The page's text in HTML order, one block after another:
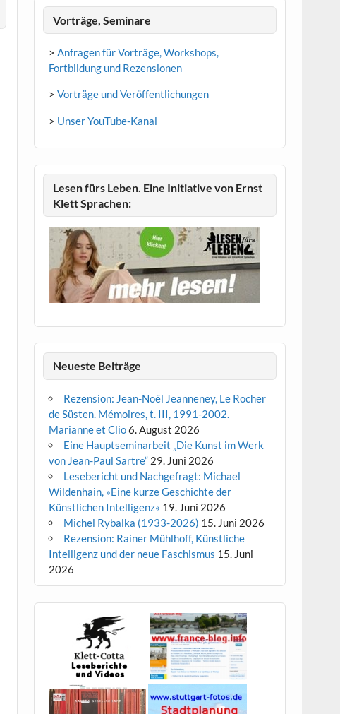
Vorträge, Seminare
> Anfragen für Vorträge, Workshops,
Fortbildung und Rezensionen
> Vorträge und Veröffentlichungen
> Unser YouTube-Kanal
Lesen fürs Leben. Eine Initiative von Ernst
Klett Sprachen:
Neueste Beiträge
Rezension: Jean-Noël Jeanneney, Le Rocher
de Süsten. Mémoires, t. III, 1991-2002.
Marianne et Clio6. August 2026
Eine Hauptseminarbeit „Die Kunst im Werk
von Jean-Paul Sartre“ 29. Juni 2026
Lesebericht und Nachgefragt: Michael
Wildenhain, »Eine kurze Geschichte der
Künstlichen Intelligenz« 19. Juni 2026
Michel Rybalka (1933-2026) 15. Juni 2026
Rezension: Rainer Mühlhoff, Künstliche
Intelligenz und der neue Faschismus 15. Juni
2026